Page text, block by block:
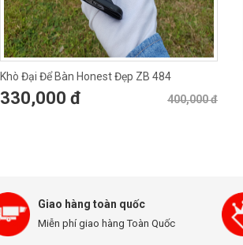
Khò Đại Để Bàn Honest Đẹp ZB 484
400,000 đ
330,000 đ
Giao hàng toàn quốc
Miễn phí giao hàng Toàn Quốc